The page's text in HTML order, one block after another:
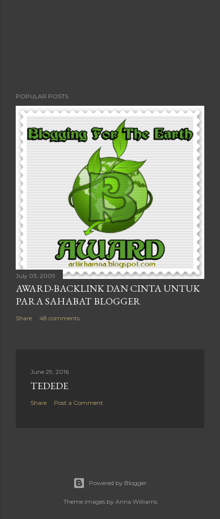
POPULAR POSTS
July 03, 2009
AWARD-BACKLINK DAN CINTA UNTUK
PARA SAHABAT BLOGGER
Share 48 comments
June 29, 2016
TEDEDE
Share Post a Comment
Powered by Blogger
Theme images by Anna Williams